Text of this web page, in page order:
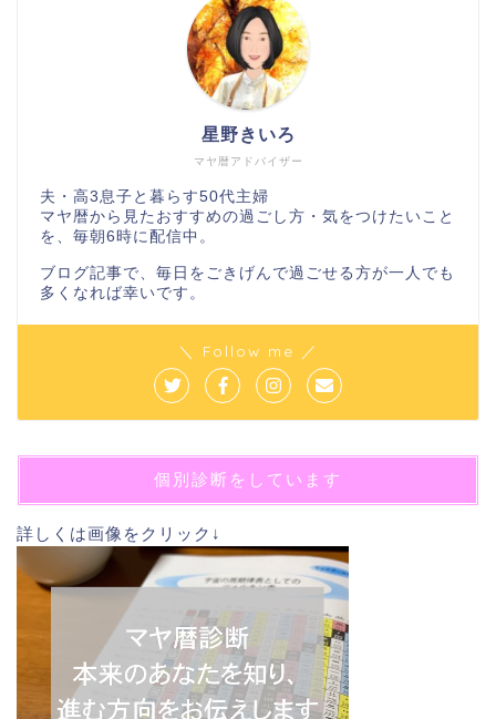
マヤ暦アドバイザー
星野きいろ
夫・高3息子と暮らす50代主婦
マヤ暦から見たおすすめの過ごし方・気をつけたいこと
を、毎朝6時に配信中。
ブログ記事で、毎日をごきげんで過ごせる方が一人でも
多くなれば幸いです。
＼ Follow me ／
個別診断をしています
詳しくは画像をクリック↓